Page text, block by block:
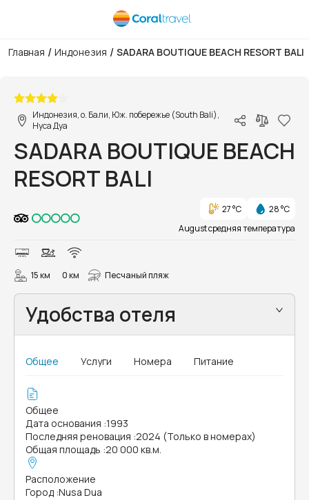
Главная / Индонезия / SADARA BOUTIQUE BEACH RESORT BALI
Индонезия, о. Бали, Юж. побережье (South Bali),
Нуса Дуа
SADARA BOUTIQUE BEACH
RESORT BALI
27 °C
28 °C
August средняя температура
15 км 0 км Песчаный пляж
Удобства отеля
Общее Услуги Номера Питание
Общее
Дата основания :1993
Последняя реновация :2024 (Только в номерах)
Общая площадь :20 000 кв.м.
Расположение
Город :Nusa Dua